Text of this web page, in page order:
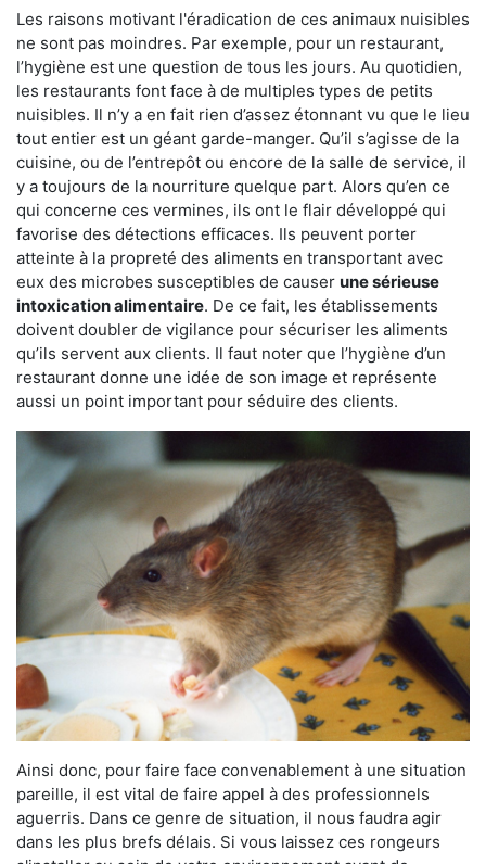
Les raisons motivant l'éradication de ces animaux nuisibles
ne sont pas moindres. Par exemple, pour un restaurant,
l’hygiène est une question de tous les jours. Au quotidien,
les restaurants font face à de multiples types de petits
nuisibles. Il n’y a en fait rien d’assez étonnant vu que le lieu
tout entier est un géant garde-manger. Qu’il s’agisse de la
cuisine, ou de l’entrepôt ou encore de la salle de service, il
y a toujours de la nourriture quelque part. Alors qu’en ce
qui concerne ces vermines, ils ont le flair développé qui
favorise des détections efficaces. Ils peuvent porter
atteinte à la propreté des aliments en transportant avec
eux des microbes susceptibles de causer une sérieuse
intoxication alimentaire. De ce fait, les établissements
doivent doubler de vigilance pour sécuriser les aliments
qu’ils servent aux clients. Il faut noter que l’hygiène d’un
restaurant donne une idée de son image et représente
aussi un point important pour séduire des clients.
Ainsi donc, pour faire face convenablement à une situation
pareille, il est vital de faire appel à des professionnels
aguerris. Dans ce genre de situation, il nous faudra agir
dans les plus brefs délais. Si vous laissez ces rongeurs